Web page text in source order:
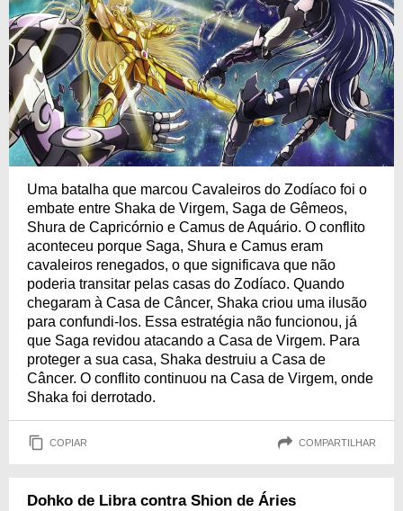
Uma batalha que marcou Cavaleiros do Zodíaco foi o
embate entre Shaka de Virgem, Saga de Gêmeos,
Shura de Capricórnio e Camus de Aquário. O conflito
aconteceu porque Saga, Shura e Camus eram
cavaleiros renegados, o que significava que não
poderia transitar pelas casas do Zodíaco. Quando
chegaram à Casa de Câncer, Shaka criou uma ilusão
para confundi-los. Essa estratégia não funcionou, já
que Saga revidou atacando a Casa de Virgem. Para
proteger a sua casa, Shaka destruiu a Casa de
Câncer. O conflito continuou na Casa de Virgem, onde
Shaka foi derrotado.
COPIAR COMPARTILHAR
Dohko de Libra contra Shion de Áries